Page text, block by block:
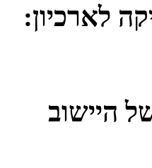
לארכיון:
היישוב